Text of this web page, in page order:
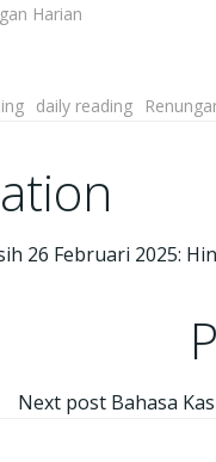
Harian
daily reading
26 Februari 2025:
Next post Bahasa